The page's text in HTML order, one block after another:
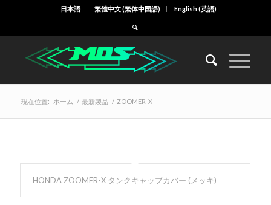
日本語 繁體中文(繁体中国語) English(英語)
現在位置: ホーム / 最新製品 / ZOOMER-X
HONDA ZOOMER-X タンクキャップカバー (メッキ)